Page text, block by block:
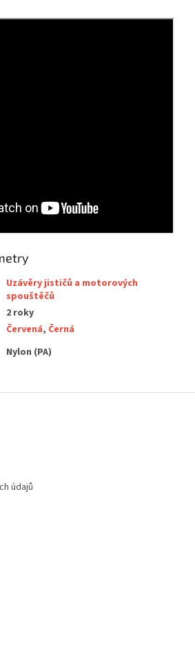
Uzávěry jističů a motorových
spouštěčů
2 roky
Červená, Černá
Nylon (PA)
údajů